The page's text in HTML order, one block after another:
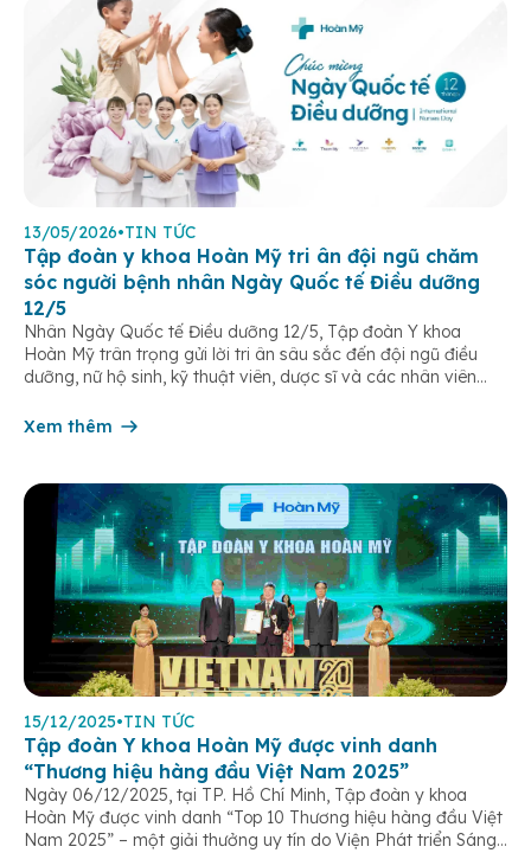
13/05/2026•TIN TỨC
Tập đoàn y khoa Hoàn Mỹ tri ân đội ngũ chăm
sóc người bệnh nhân Ngày Quốc tế Điều dưỡng
12/5
Nhân Ngày Quốc tế Điều dưỡng 12/5, Tập đoàn Y khoa
Hoàn Mỹ trân trọng gửi lời tri ân sâu sắc đến đội ngũ điều
dưỡng, nữ hộ sinh, kỹ thuật viên, dược sĩ và các nhân viên
âm thầm đồng hành trên […]
Xem thêm
15/12/2025•TIN TỨC
Tập đoàn Y khoa Hoàn Mỹ được vinh danh
“Thương hiệu hàng đầu Việt Nam 2025”
Ngày 06/12/2025, tại TP. Hồ Chí Minh, Tập đoàn y khoa
Hoàn Mỹ được vinh danh “Top 10 Thương hiệu hàng đầu Việt
Nam 2025” – một giải thưởng uy tín do Viện Phát triển Sáng